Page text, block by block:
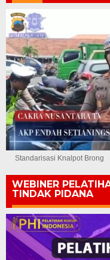
Standarisasi Knalpot Brong
WEBINER
TINDAK PIDANA